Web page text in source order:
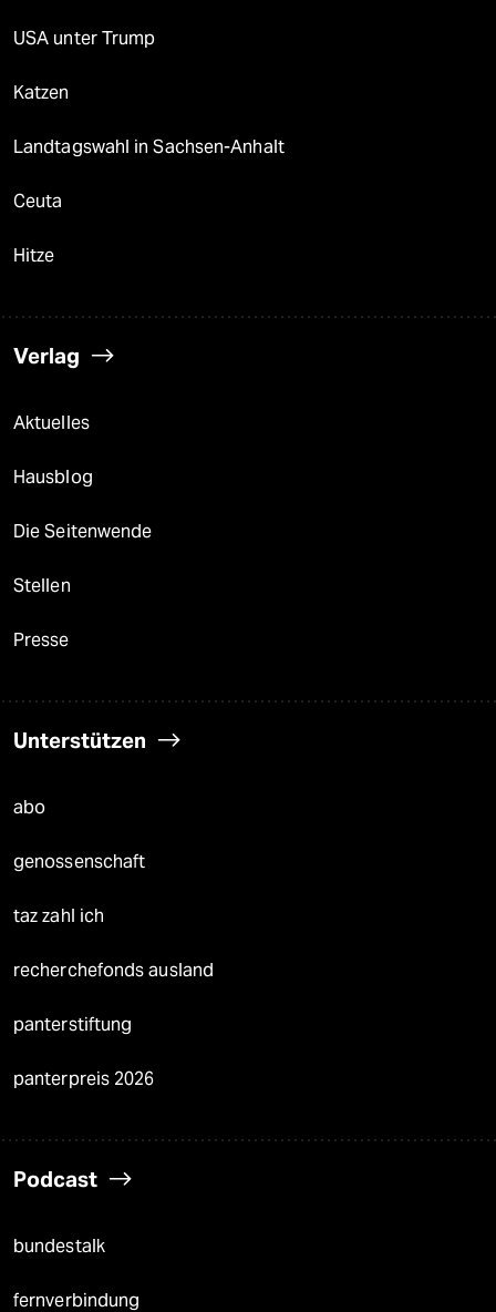
USA unter Trump
Katzen
Landtagswahl in Sachsen-Anhalt
Ceuta
Hitze
Verlag
Aktuelles
Hausblog
Die Seitenwende
Stellen
Presse
Unterstützen
abo
genossenschaft
taz zahl ich
recherchefonds ausland
panterstiftung
panterpreis 2026
Podcast
bundestalk
fernverbindung